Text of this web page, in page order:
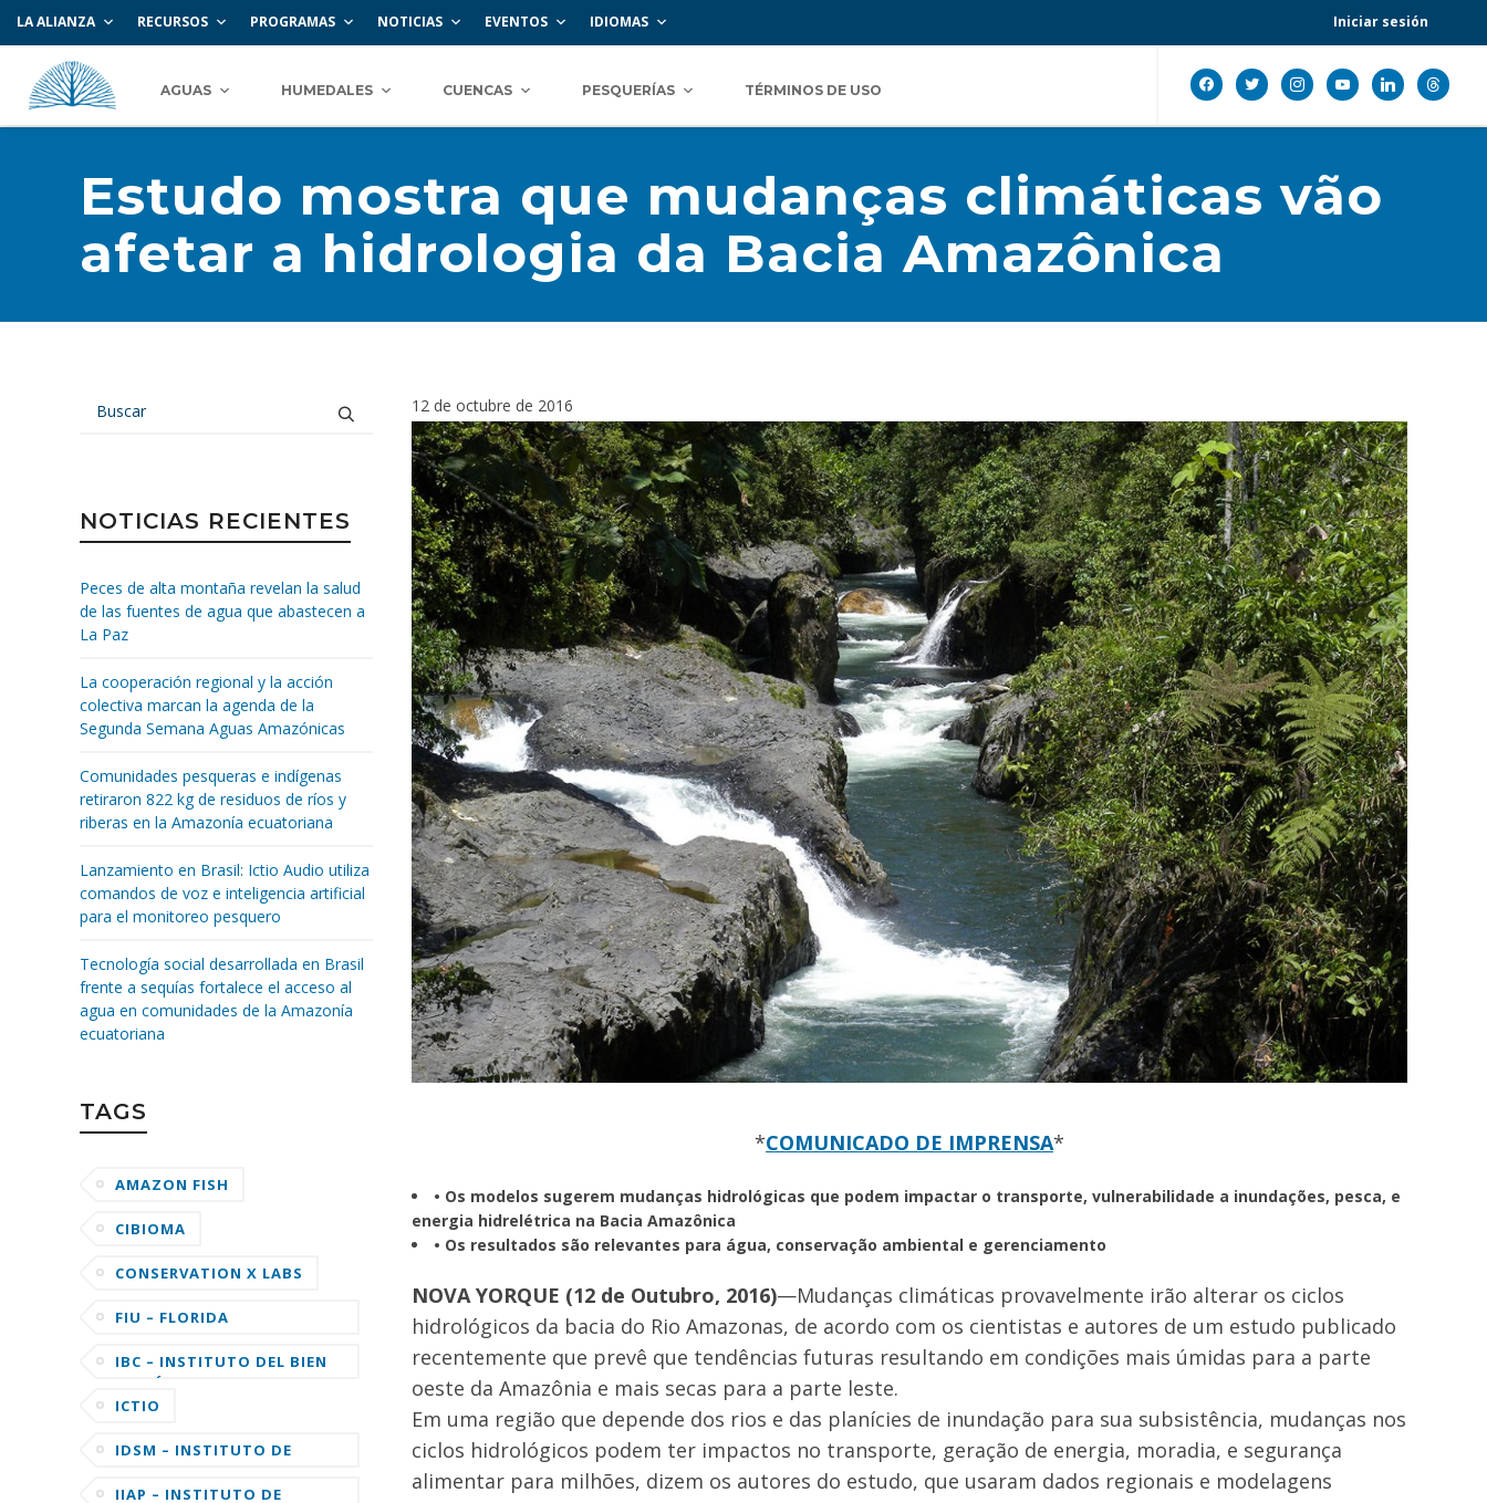
LA ALIANZA RECURSOS PROGRAMAS NOTICIAS EVENTOS IDIOMAS Iniciar sesión
AGUAS HUMEDALES CUENCAS PESQUERÍAS TÉRMINOS DE USO
facebook
twitter instagramyoutubelinkedinthreads
Estudo mostra que mudanças climáticas vão
afetar a hidrologia da Bacia Amazônica
12 de octubre de 2016
*COMUNICADO DE IMPRENSA*
• Os modelos sugerem mudanças hidrológicas que podem impactar o transporte, vulnerabilidade a inundações, pesca, e
energia hidrelétrica na Bacia Amazônica
• Os resultados são relevantes para água, conservação ambiental e gerenciamento
NOVA YORQUE (12 de Outubro, 2016)—Mudanças climáticas provavelmente irão alterar os ciclos
hidrológicos da bacia do Rio Amazonas, de acordo com os cientistas e autores de um estudo publicado
recentemente que prevê que tendências futuras resultando em condições mais úmidas para a parte
oeste da Amazônia e mais secas para a parte leste.
Em uma região que depende dos rios e das planícies de inundação para sua subsistência, mudanças nos
ciclos hidrológicos podem ter impactos no transporte, geração de energia, moradia, e segurança
alimentar para milhões, dizem os autores do estudo, que usaram dados regionais e modelagens
NOTICIAS RECIENTES
Peces de alta montaña revelan la salud
de las fuentes de agua que abastecen a
La Paz
La cooperación regional y la acción
colectiva marcan la agenda de la
Segunda Semana Aguas Amazónicas
Comunidades pesqueras e indígenas
retiraron 822 kg de residuos de ríos y
riberas en la Amazonía ecuatoriana
Lanzamiento en Brasil: Ictio Audio utiliza
comandos de voz e inteligencia artificial
para el monitoreo pesquero
Tecnología social desarrollada en Brasil
frente a sequías fortalece el acceso al
agua en comunidades de la Amazonía
ecuatoriana
TAGS
AMAZON FISH
CIBIOMA
CONSERVATION X LABS
FIU – FLORIDA
UNIVERSITY
IBC – INSTITUTO DEL BIEN
COMÚN
ICTIO
IDSM – INSTITUTO DE
SUSTENTÁVEL MAMIRAUÁ
IIAP – INSTITUTO DE